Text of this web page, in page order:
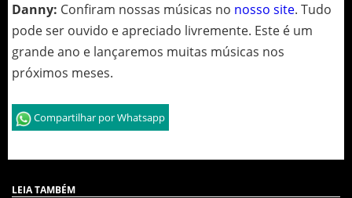
Danny: Confiram nossas músicas no nosso site. Tudo
pode ser ouvido e apreciado livremente. Este é um
grande ano e lançaremos muitas músicas nos
próximos meses.
Compartilhar por Whatsapp
LEIA TAMBÉM